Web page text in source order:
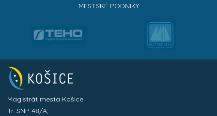
MESTSKÉ PODNIKY
Magistrát mesta Košice
Tr. SNP 48/A,